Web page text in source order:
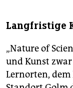
Langfristige
„Nature of
und Kunst
Lernorten,